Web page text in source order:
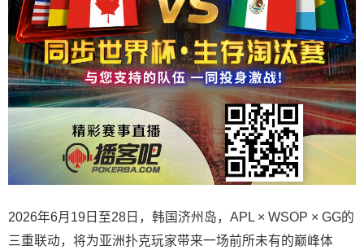
2026年6月19日至28日，韩国济州岛，APL × WSOP × GG的
三重联动，将为亚洲扑克玩家带来一场前所未有的巅峰体